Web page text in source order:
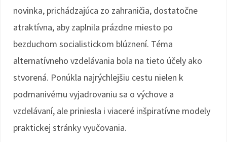
novinka, prichádzajúca zo zahraničia, dostatočne
atraktívna, aby zaplnila prázdne miesto po
bezduchom socialistickom blúznení. Téma
alternatívneho vzdelávania bola na tieto účely ako
stvorená. Ponúkla najrýchlejšiu cestu nielen k
podmanivému vyjadrovaniu sa o výchove a
vzdelávaní, ale priniesla i viaceré inšpiratívne modely
praktickej stránky vyučovania.